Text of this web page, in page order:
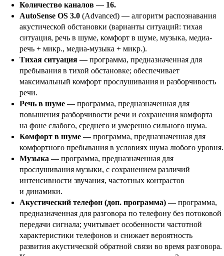
Количество каналов — 16.
AutoSense OS 3.0 (Advanced) — алгоритм распознавания
акустической обстановки (варианты ситуаций: тихая
ситуация, речь в шуме, комфорт в шуме, музыка, медиа-
речь + микр., медиа-музыка + микр.).
Тихая ситуация— программа, предназначенная для
пребывания в тихой обстановке; обеспечивает
максимальный комфорт прослушивания и разборчивость
речи.
Речь в шуме — программа, предназначенная для
повышения разборчивости речи и сохранения комфорта
на фоне слабого, среднего и умеренно сильного шума.
Комфорт в шуме— программа, предназначенная для
комфортного пребывания в условиях шума любого уровня.
Музыка — программа, предназначенная для
прослушивания музыки, с сохранением различий
интенсивности звучания, частотных контрастов
и динамики.
Акустический телефон (доп. программа) — программа,
предназначенная для разговора по телефону без потоковой
передачи сигнала; учитывает особенности частотной
характеристики телефонов и снижает вероятность
развития акустической обратной связи во время разговора.